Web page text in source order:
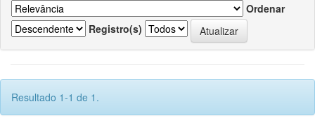
Ordenar
Registro(s)
Resultado 1-1 de 1.